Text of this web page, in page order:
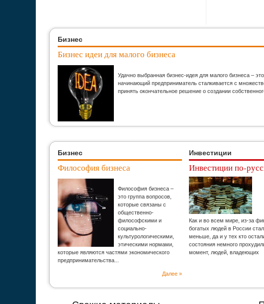
Бизнес
Бизнес идеи для малого бизнеса
Удачно выбранная бизнес-идея для малого бизнеса –
начинающий предприниматель сталкивается с
принять окончательное решение о создании
Бизнес
Философия бизнеса
Философия бизнеса –
это группа вопросов,
которые связаны с
общественно-
философскими и
социально-
культурологическими,
этическими нормами,
которые являются частями экономического
предпринимательства...
Далее »
Инвестиции
Инвестиции по-
Как и во всем мире, из-за
богатых людей в России
меньше, да и у тех кто
состояния немного
момент, людей, владеющих